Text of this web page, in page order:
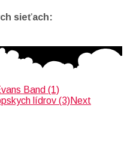
sieťach:
Band (1)
lídrov (3)Next